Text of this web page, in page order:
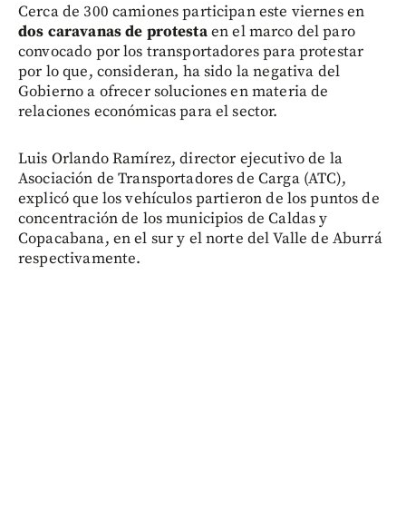
Cerca de 300 camiones participan este viernes en
dos caravanas de protestaen el marco del paro
convocado por los transportadores para protestar
por lo que, consideran, ha sido la negativa del
Gobierno a ofrecer soluciones en materia de
relaciones económicas para el sector.
Luis Orlando Ramírez, director ejecutivo de la
Asociación de Transportadores de Carga (ATC),
explicó que los vehículos partieron de los puntos de
concentración de los municipios de Caldas y
Copacabana, en el sur y el norte del Valle de Aburrá
respectivamente.